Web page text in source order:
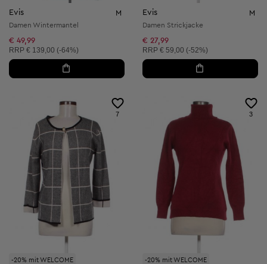
Evis M
Damen Wintermantel
€ 49,99
Unverbindliche Preisempfehlung:
RRP € 139,00 (-64%)
Evis M
Damen Strickjacke
€ 27,99
Unverbindliche Preisempfehlung:
RRP € 59,00 (-52%)
-20% mit WELCOME
7
-20% mit WELCOME
3